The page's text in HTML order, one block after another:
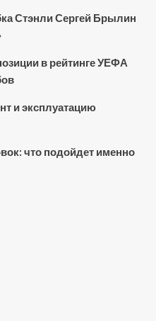
Стэнли Сергей Брылин
в рейтинге УЕФА
и эксплуатацию
что подойдет именно